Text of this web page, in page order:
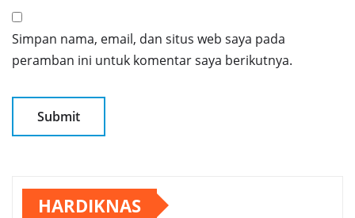
Simpan nama, email, dan situs web saya pada
peramban ini untuk komentar saya berikutnya.
HARDIKNAS